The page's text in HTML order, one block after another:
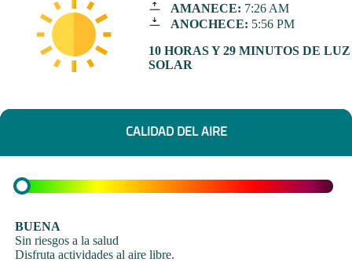
AMANECE: 7:26 AM
ANOCHECE: 5:56 PM
10 HORAS Y 29 MINUTOS DE LUZ
SOLAR
CALIDAD DEL AIRE
BUENA
Sin riesgos a la salud
Disfruta actividades al aire libre.